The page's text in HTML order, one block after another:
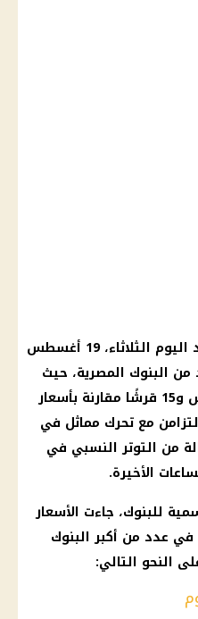
سعر الدولار أمام الجنيه شهد اليوم الثلاثاء، 19 أغسطس
من البنوك المصرية، حيث
تراوحت الزيادة ما بين 5 قروش و15 قرشًا مقارنة بأسعار
مع تحرك مماثل في
من التوتر النسبي في
الأخيرة.
للبنوك، جاءت الأسعار
في عدد من أكبر البنوك
النحو التالي: